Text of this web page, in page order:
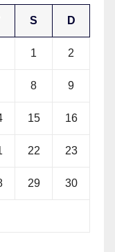
S D
1 2
8 9
15 16
22 23
29 30